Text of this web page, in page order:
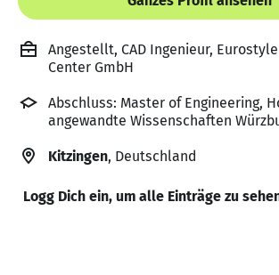
Angestellt, CAD Ingenieur,
Center GmbH
Abschluss: Master of Engineering,
angewandte Wissenschaften
Kitzingen, Deutschland
Logg Dich ein, um alle Einträge zu